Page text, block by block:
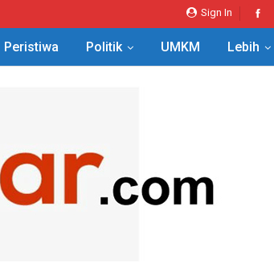
Sign In
Peristiwa Politik UMKM Lebih